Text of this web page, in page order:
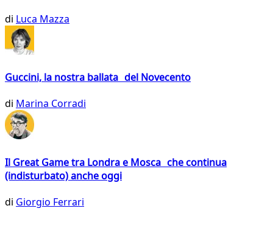
di Luca Mazza
Guccini, la nostra ballata del Novecento
di Marina Corradi
Il Great Game tra Londra e Mosca che continua
(indisturbato) anche oggi
di Giorgio Ferrari